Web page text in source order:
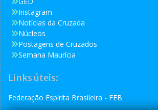
Instagram
Notícias da Cruzada
Núcleos
Postagens de Cruzados
Semana Maurícia
Links úteis:
Federação Espírita Brasileira - FEB